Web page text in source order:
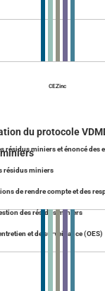
CEZinc
du protocole
résidus miniers et énoncé des
résidus miniers
de rendre compte et des
des résidus miniers
et de surveillance (OES)